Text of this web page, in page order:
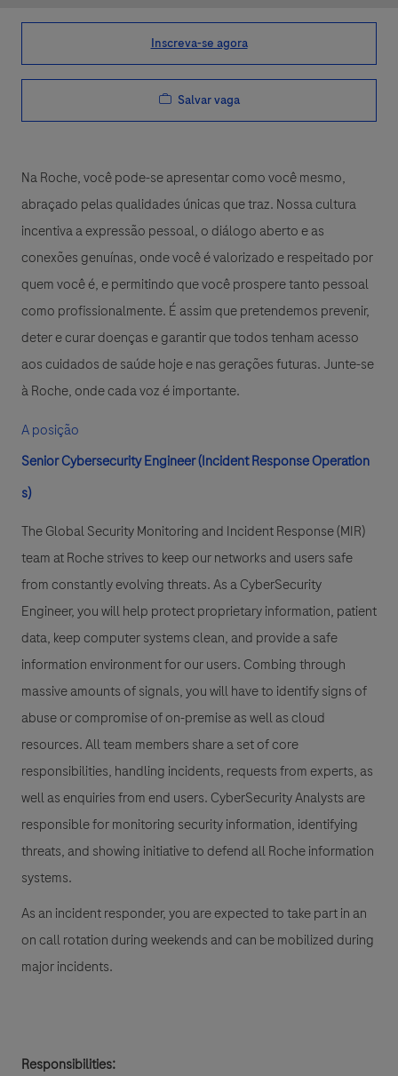
Inscreva-se agora
Salvar vaga
Na Roche, você pode-se apresentar como você mesmo,
abraçado pelas qualidades únicas que traz. Nossa cultura
incentiva a expressão pessoal, o diálogo aberto e as
conexões genuínas, onde você é valorizado e respeitado por
quem você é, e permitindo que você prospere tanto pessoal
como profissionalmente. É assim que pretendemos prevenir,
deter e curar doenças e garantir que todos tenham acesso
aos cuidados de saúde hoje e nas gerações futuras. Junte-se
à Roche, onde cada voz é importante.
A posição
Senior CybersecurityEngineer(Incident Response Operation
s)
The Global Security Monitoring and Incident Response (MIR)
team at Roche strives to keep our networks and users safe
from constantly evolving threats. As a CyberSecurity
Engineer, you will help protect proprietary information, patient
data, keep computer systems clean, and provide a safe
information environment for our users. Combing through
massive amounts of signals, you will have to identify signs of
abuse or compromise of on-premise as well as cloud
resources. All team members share a set of core
responsibilities, handling incidents, requests from experts, as
well as enquiries from end users. CyberSecurity Analysts are
responsible for monitoring security information, identifying
threats, and showing initiative to defend all Roche information
systems.
As an incident responder, you are expected to take part in an
on call rotation during weekends and can be mobilized during
major incidents.
Responsibilities: